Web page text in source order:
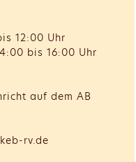
12:00 Uhr
bis 16:00 Uhr
auf dem AB
rv.de